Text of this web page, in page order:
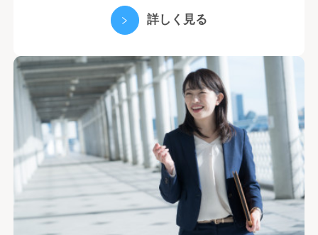
詳しく見る